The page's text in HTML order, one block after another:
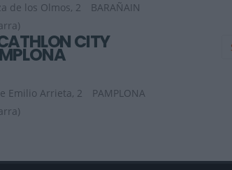
de los Olmos, 2
BARAÑAIN
CITY
Emilio Arrieta, 2
PAMPLONA